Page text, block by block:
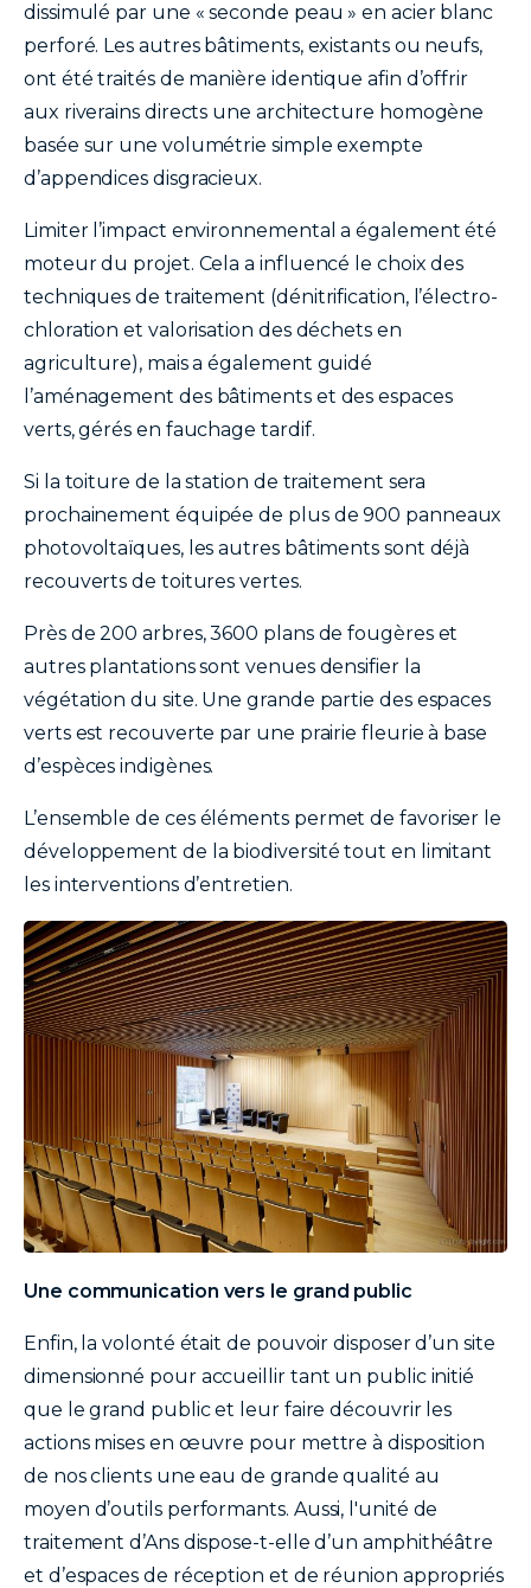
dissimulé par une « seconde peau » en acier blanc
perforé. Les autres bâtiments, existants ou neufs,
ont été traités de manière identique afin d’offrir
aux riverains directs une architecture homogène
basée sur une volumétrie simple exempte
d’appendices disgracieux.
Limiter l’impact environnemental a également été
moteur du projet. Cela a influencé le choix des
techniques de traitement (dénitrification, l’électro-
chloration et valorisation des déchets en
agriculture), mais a également guidé
l’aménagement des bâtiments et des espaces
verts, gérés en fauchage tardif.
Si la toiture de la station de traitement sera
prochainement équipée de plus de 900 panneaux
photovoltaïques, les autres bâtiments sont déjà
recouverts de toitures vertes.
Près de 200 arbres, 3600 plans de fougères et
autres plantations sont venues densifier la
végétation du site. Une grande partie des espaces
verts est recouverte par une prairie fleurie à base
d’espèces indigènes.
L’ensemble de ces éléments permet de favoriser le
développement de la biodiversité tout en limitant
les interventions d’entretien.
image
texte
Une communication vers le grand public
Enfin, la volonté était de pouvoir disposer d’un site
dimensionné pour accueillir tant un public initié
que le grand public et leur faire découvrir les
actions mises en œuvre pour mettre à disposition
de nos clients une eau de grande qualité au
moyen d’outils performants. Aussi, l'unité de
traitement d’Ans dispose-t-elle d’un amphithéâtre
et d’espaces de réception et de réunion appropriés